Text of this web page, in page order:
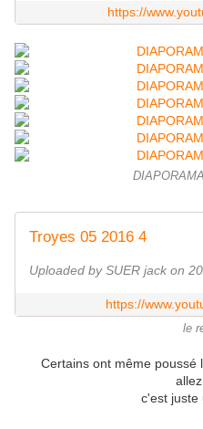
https://
Troyes 05 2016 4
Uploaded by SUER jack on
https://
le
Certains ont même poussé
c'est juste